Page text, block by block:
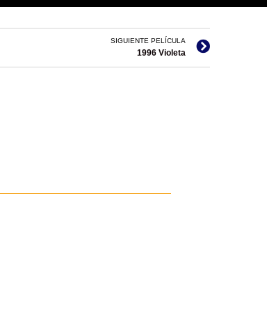
SIGUIENTE PELÍCULA
1996 Violeta